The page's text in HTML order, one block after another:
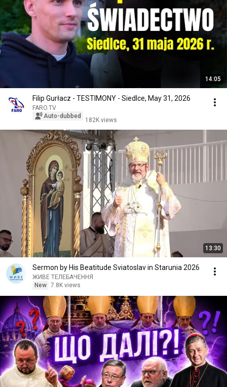
14:05
Filip Gurłacz - TESTIMONY - Siedlce, May 31, 2026
FARO.TV
Auto-dubbed
182K views
13:30
Sermon by His Beatitude Sviatoslav in Starunia 2026
ЖИВЕ ТЕЛЕБАЧЕННЯ
New 7.8K views